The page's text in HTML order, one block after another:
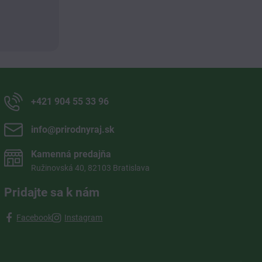
+421 904 55 33 96
info​@prirodnyraj​.sk
Kamenná predajňa
Ružinovská 40, 82103 Bratislava
Pridajte sa k nám
Facebook Instagram